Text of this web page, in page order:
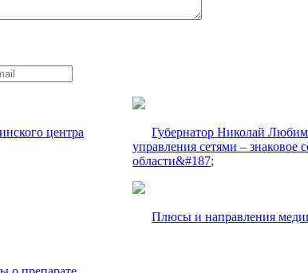
центра
Губернатор Николай
управления сетями – знаковое
области&#187;
Плюсы и направления